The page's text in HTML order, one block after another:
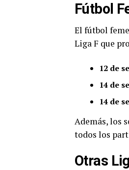
Fútbol
El fútbol
Liga F que
12 de
14 de
14 de
Además, los
todos los
Otras